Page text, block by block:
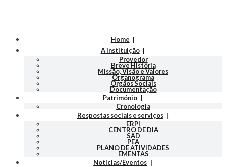
Home
A instituição
Provedor
Breve História
Missão, Visão e Valores
Organograma
Orgãos Sociais
Documentação
Património
Cronologia
Respostas sociais e serviços
ERPI
CENTRO DE DIA
SAD
PEA
PLANO DE ATIVIDADES
EMENTAS
Notícias/Eventos